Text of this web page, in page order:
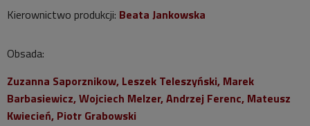
Kierownictwo produkcji: Beata Jankowska
Obsada:
Zuzanna Saporznikow, Leszek Teleszyński, Marek
Barbasiewicz, Wojciech Melzer, Andrzej Ferenc, Mateusz
Kwiecień, Piotr Grabowski